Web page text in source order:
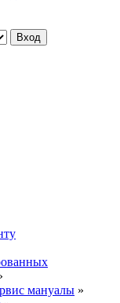
мануалы »